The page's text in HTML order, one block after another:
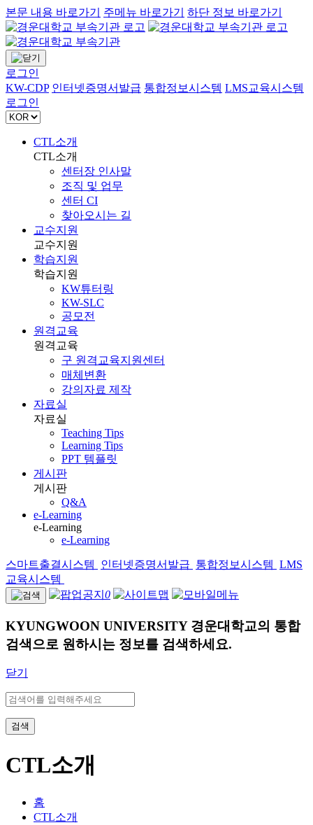
본문 내용 바로가기 주메뉴 바로가기 하단 정보 바로가기
로그인
KW-CDP 인터넷증명서발급 통합정보시스템 LMS교육시스템
로그인
CTL소개
CTL소개
센터장 인사말
조직 및 업무
센터 CI
찾아오시는 길
교수지원
교수지원
학습지원
학습지원
KW튜터링
KW-SLC
공모전
원격교육
원격교육
구 원격교육지원센터
매체변환
강의자료 제작
자료실
자료실
Teaching Tips
Learning Tips
PPT 템플릿
게시판
게시판
Q&A
e-Learning
e-Learning
e-Learning
스마트출결시스템 인터넷증명서발급 통합정보시스템 LMS
교육시스템
0
KYUNGWOON UNIVERSITY 경운대학교의 통합
검색으로 원하시는 정보를 검색하세요.
닫기
검색
CTL소개
홈
CTL소개